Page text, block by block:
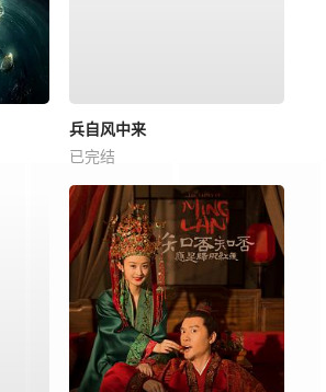
兵自风中来
已完结